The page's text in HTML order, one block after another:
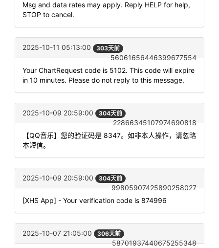
Msg and data rates may apply. Reply HELP for help,
STOP to cancel.
2025-10-11 05:13:00 303天前
56061656446399677554
Your ChartRequest code is 5102. This code will expire
in 10 minutes. Please do not reply to this message.
2025-10-09 20:59:00 304天前
22866345107974690818
【QQ音乐】您的验证码是 8347。如非本人操作，请忽略
本短信。
2025-10-09 20:59:00 304天前
99805907425890258027
[XHS App] - Your verification code is 874996
2025-10-07 21:05:00 306天前
58701937440675255348